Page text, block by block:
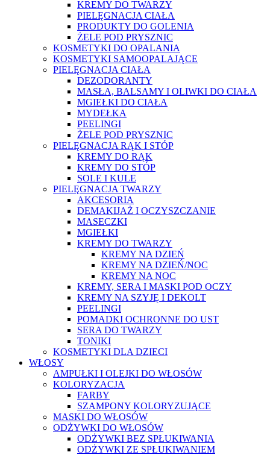
KREMY DO TWARZY
PIELĘGNACJA CIAŁA
PRODUKTY DO GOLENIA
ŻELE POD PRYSZNIC
KOSMETYKI DO OPALANIA
KOSMETYKI SAMOOPALAJĄCE
PIELĘGNACJA CIAŁA
DEZODORANTY
MASŁA, BALSAMY I OLIWKI DO CIAŁA
MGIEŁKI DO CIAŁA
MYDEŁKA
PEELINGI
ŻELE POD PRYSZNIC
PIELĘGNACJA RĄK I STÓP
KREMY DO RĄK
KREMY DO STÓP
SOLE I KULE
PIELĘGNACJA TWARZY
AKCESORIA
DEMAKIJAŻ I OCZYSZCZANIE
MASECZKI
MGIEŁKI
KREMY DO TWARZY
KREMY NA DZIEŃ
KREMY NA DZIEŃ/NOC
KREMY NA NOC
KREMY, SERA I MASKI POD OCZY
KREMY NA SZYJĘ I DEKOLT
PEELINGI
POMADKI OCHRONNE DO UST
SERA DO TWARZY
TONIKI
KOSMETYKI DLA DZIECI
WŁOSY
AMPUŁKI I OLEJKI DO WŁOSÓW
KOLORYZACJA
FARBY
SZAMPONY KOLORYZUJĄCE
MASKI DO WŁOSÓW
ODŻYWKI DO WŁOSÓW
ODŻYWKI BEZ SPŁUKIWANIA
ODŻYWKI ZE SPŁUKIWANIEM